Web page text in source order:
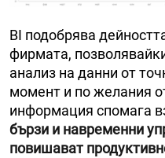
BI подобрява
фирмата,
анализ на данни от
момент и по желания
информация спомага
бързи и навременни
повишават